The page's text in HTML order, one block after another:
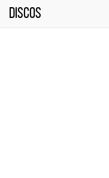
Discos